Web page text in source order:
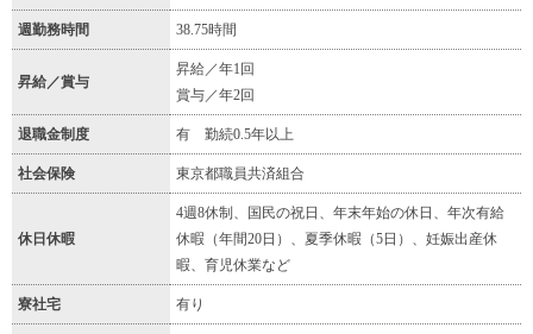
週勤務時間 38.75時間
昇給／賞与
昇給／年1回
賞与／年2回
退職金制度 有 勤続0.5年以上
社会保険 東京都職員共済組合
休日休暇
4週8休制、国民の祝日、年末年始の休日、年次有給
休暇（年間20日）、夏季休暇（5日）、妊娠出産休
暇、育児休業など
寮社宅 有り